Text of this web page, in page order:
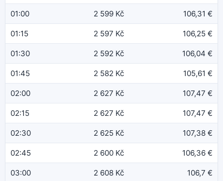
01:00 2 599 Kč 106,31 €
01:15 2 597 Kč 106,25 €
01:30 2 592 Kč 106,04 €
01:45 2 582 Kč 105,61 €
02:00 2 627 Kč 107,47 €
02:15 2 627 Kč 107,47 €
02:30 2 625 Kč 107,38 €
02:45 2 600 Kč 106,36 €
03:00 2 608 Kč 106,7 €